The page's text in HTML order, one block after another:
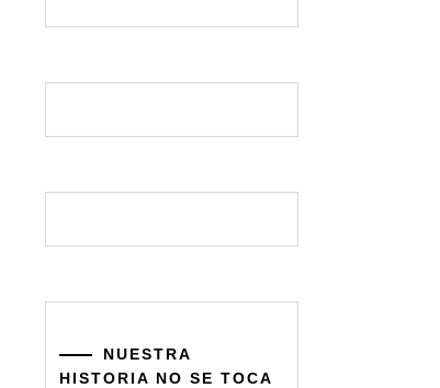
NUESTRA
HISTORIA NO SE TOCA